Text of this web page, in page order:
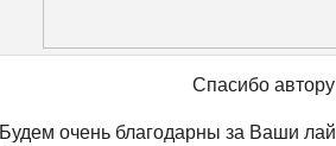
Спасибо
Будем очень благодарны за Ваши